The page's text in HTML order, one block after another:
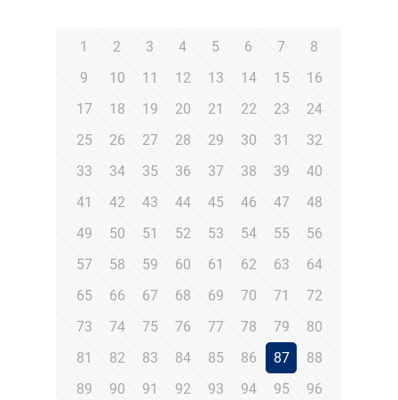
1 2 3 4 5 6 7
8
9
10 11 12 13 14 15
16
17
18 19 20 21 22 23
24
25
26 27 28 29 30 31
32
33
34 35 36 37 38 39
40
41
42 43 44 45 46 47
48
49
50 51 52 53 54 55
56
57
58 59 60 61 62 63
64
65
66 67 68 69 70 71
72
73
74 75 76 77 78 79
80
81
82 83 84 85 86 87
88
89
90 91 92 93 94 95
96